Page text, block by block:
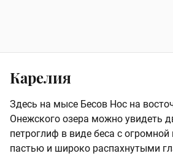
Карелия
Здесь на мысе Бесов Нос на
Онежского озера можно увидеть
петроглиф в виде беса с огромной
пастью и широко распахнутыми